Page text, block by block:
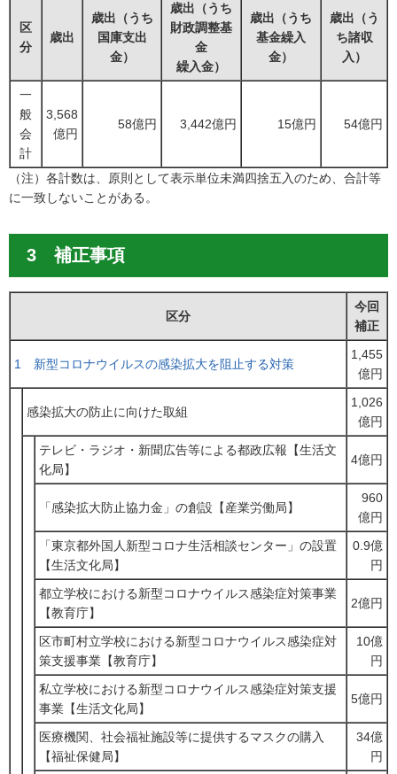
区
分
歳出
歳出（うち
国庫支出
金）
歳出（うち
財政調整基
金
繰入金）
歳出（うち
基金繰入
金）
歳出（う
ち諸収
入）
一
般
会
計
3,568
億円
58億円 3,442億円 15億円 54億円
（注）各計数は、原則として表示単位未満四捨五入のため、合計等
に一致しないことがある。
3 補正事項
区分
今回
補正
1 新型コロナウイルスの感染拡大を阻止する対策
1,455
億円
感染拡大の防止に向けた取組
1,026
億円
テレビ・ラジオ・新聞広告等による都政広報【生活文
化局】
4億円
「感染拡大防止協力金」の創設【産業労働局】
960
億円
「東京都外国人新型コロナ生活相談センター」の設置
【生活文化局】
0.9億
円
都立学校における新型コロナウイルス感染症対策事業
【教育庁】
2億円
区市町村立学校における新型コロナウイルス感染症対
策支援事業【教育庁】
10億
円
私立学校における新型コロナウイルス感染症対策支援
事業【生活文化局】
5億円
医療機関、社会福祉施設等に提供するマスクの購入
【福祉保健局】
34億
円